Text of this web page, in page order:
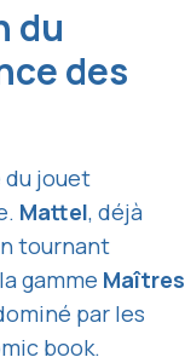
du
des
du jouet
Mattel, déjà
tournant
gamme Maîtres
par les
book.